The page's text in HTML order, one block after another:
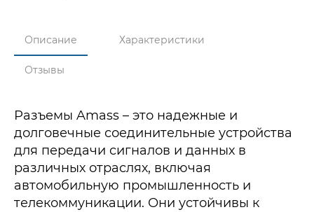
Описание Характеристики
Отзывы
Разъемы Amass – это надежные и
долговечные соединительные устройства
для передачи сигналов и данных в
различных отраслях, включая
автомобильную промышленность и
телекоммуникации. Они устойчивы к